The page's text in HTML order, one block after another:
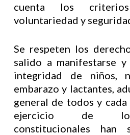
cuenta los
voluntariedad y
Se respeten los
salido a manifestarse y
integridad de niños,
embarazo y lactantes,
general de todos y
ejercicio de los
constitucionales